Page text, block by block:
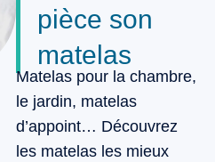
pièce son
matelas
Matelas pour la chambre,
le jardin, matelas
d’appoint… Découvrez
les matelas les mieux